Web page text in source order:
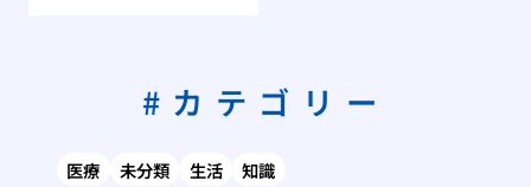
カテゴリー
医療 未分類 生活 知識